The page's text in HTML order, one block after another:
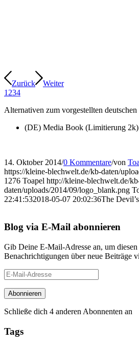
Zurück
Weiter
1 234
Alternativen zum vorgestellten
(DE) Media Book (Limitierung 2k)
14. Oktober 2014/0 Kommentare/von
https://kleine-blechwelt.de/kb-daten/
1276 Toapel http://kleine-blechwelt.de/
daten/uploads/2014/09/logo_blank.png
22:41:532018-05-07 20:02:36The
Blog via E-Mail abonnieren
Gib Deine E-Mail-Adresse an, um
Benachrichtigungen über neue Beiträge
E-
Mail-
Adresse
Abonnieren
Schließe dich 4 anderen Abonnenten an
Tags